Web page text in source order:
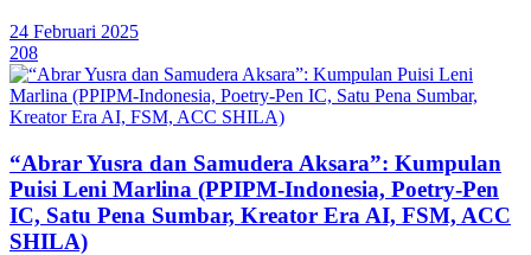
24 Februari 2025
208
“Abrar Yusra dan Samudera Aksara”: Kumpulan
Puisi Leni Marlina (PPIPM-Indonesia, Poetry-Pen
IC, Satu Pena Sumbar, Kreator Era AI, FSM, ACC
SHILA)